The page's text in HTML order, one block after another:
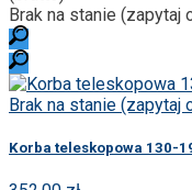
Brak na stanie (zapytaj
Brak na stanie (zapytaj
Korba teleskopowa 130-